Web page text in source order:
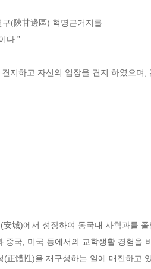
(陝甘邊區) 혁명근거지를
다.”
지하고 자신의 입장을 견지 하였으
安城)에서 성장하여 동국대 사학과를
중국, 미국 등에서의 교학생활 경험을
(正體性)을 재구성하는 일에 매진하고